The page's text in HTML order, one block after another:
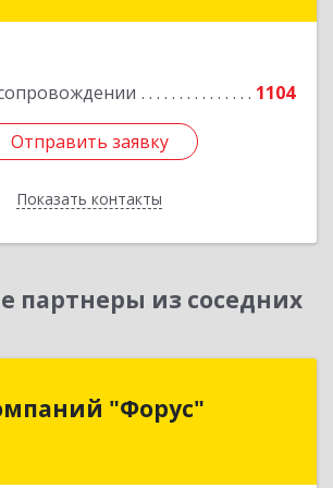
1104
Отправить заявку
Показать контакты
Отправить заявку
Назад
партнеры из соседних
"Форус"
компаний "Форус"
обл, Иркутск г, Ямская ул,